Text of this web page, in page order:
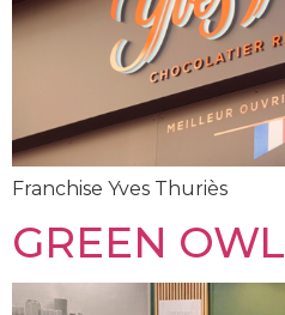
Franchise Yves Thuriès
GREEN OWL